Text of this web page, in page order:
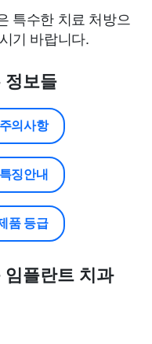
특수한 치료 처방으
기 바랍니다.
정보들
의사항
징안내
품 등급
플란트 치과